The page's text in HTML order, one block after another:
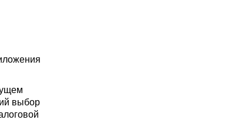
выбор